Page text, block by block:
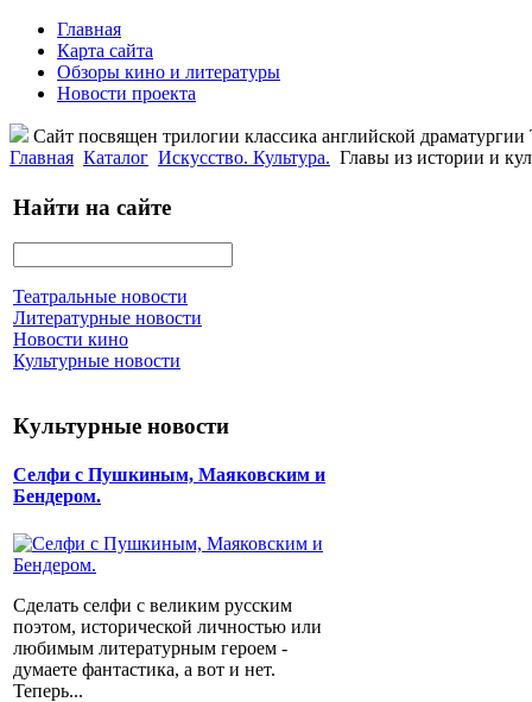
Главная
Карта сайта
Обзоры кино и литературы
Новости проекта
Сайт посвящен трилогии классика английской
Главная Каталог Искусство. Культура. Главы из истории и
Найти на сайте
Театральные новости
Литературные новости
Новости кино
Культурные новости
Культурные новости
Селфи с Пушкиным, Маяковским и
Бендером.
Сделать селфи с великим русским
поэтом, исторической личностью или
любимым литературным героем -
думаете фантастика, а вот и нет.
Теперь...